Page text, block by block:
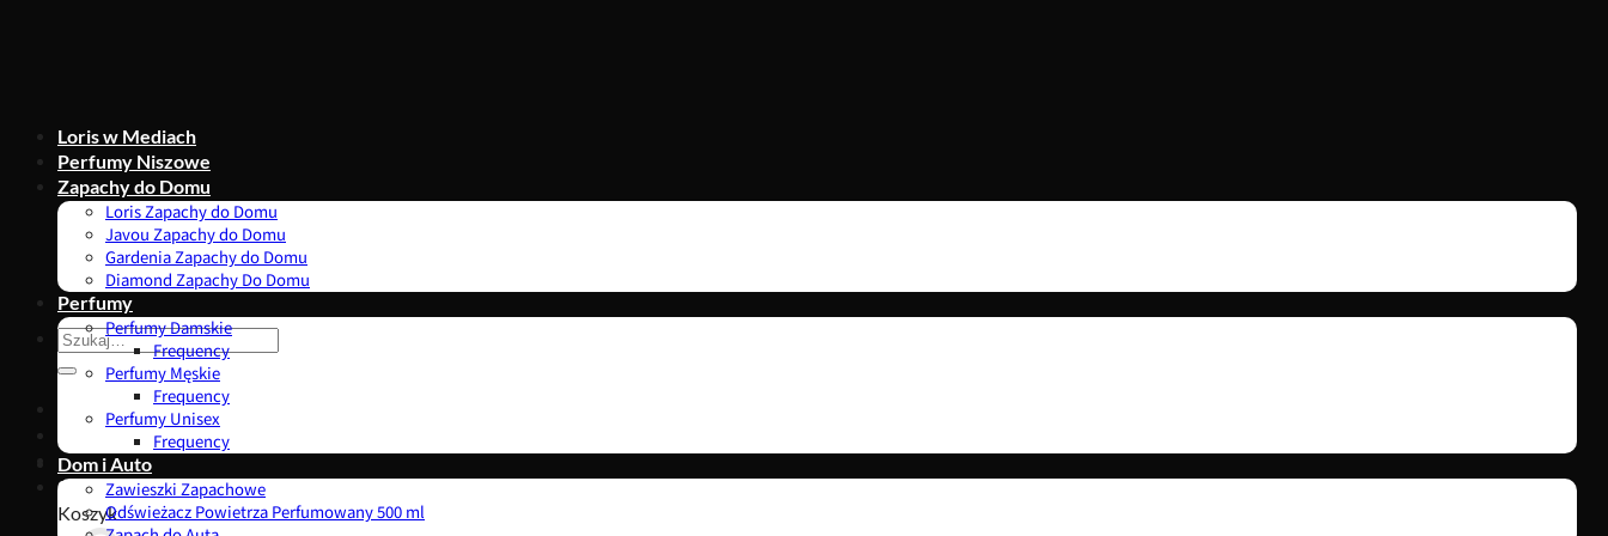
Szukaj:
0,00zł
Koszyk
Loris w Mediach
Perfumy Niszowe
Zapachy do Domu
Loris Zapachy do Domu
Javou Zapachy do Domu
Gardenia Zapachy do Domu
Diamond Zapachy Do Domu
Perfumy
Perfumy Damskie
Frequency
Perfumy Męskie
Frequency
Perfumy Unisex
Frequency
Dom i Auto
Zawieszki Zapachowe
Odświeżacz Powietrza Perfumowany 500 ml